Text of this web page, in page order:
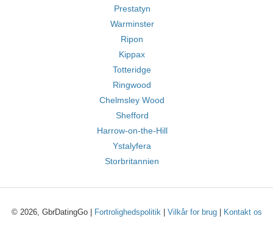
Prestatyn
Warminster
Ripon
Kippax
Totteridge
Ringwood
Chelmsley Wood
Shefford
Harrow-on-the-Hill
Ystalyfera
Storbritannien
© 2026, GbrDatingGo | Fortrolighedspolitik| Vilkår for brug| Kontakt os